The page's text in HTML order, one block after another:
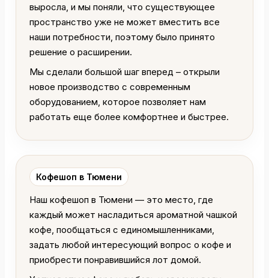
выросла, и мы поняли, что существующее
пространство уже не может вместить все
наши потребности, поэтому было принято
решение о расширении.
Мы сделали большой шаг вперед – открыли
новое производство с современным
оборудованием, которое позволяет нам
работать еще более комфортнее и быстрее.
Кофешоп в Тюмени
Наш кофешоп в Тюмени — это место, где
каждый может насладиться ароматной чашкой
кофе, пообщаться с единомышленниками,
задать любой интересующий вопрос о кофе и
приобрести понравившийся лот домой.